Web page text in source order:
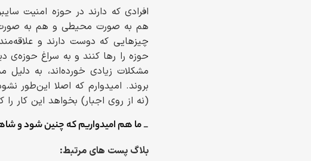
افرادی که دارند در حوزه امنیت
هم به صورت محیطی و هم به صورت
چیزهایی که دوست دارند و
حوزه را رها کنند و به سراغ حوزه‌ی
مشکلات زیادی خورده‌اند، به دلیل
بروند. امیدوارم که اصلا این‌طور
(نه از روی اجبار) بخواهد این کار را
_ ما هم امیدواریم که چنین شود و
بلاگ پست های مرتبط: